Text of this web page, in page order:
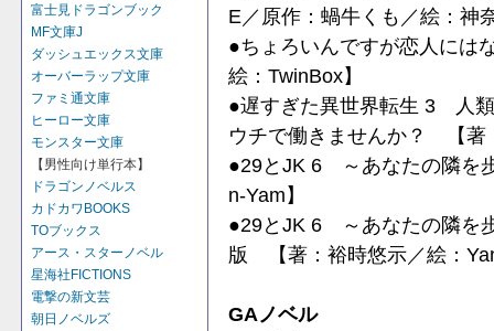
富士見ドラゴンブック
MF文庫J
ダッシュエックス文庫
オーバーラップ文庫
ファミ通文庫
ヒーロー文庫
モンスター文庫
【男性向け単行本】
ドラゴンノベルス
カドカワBOOKS
TOブックス
アース・スターノベル
星海社FICTIONS
電撃の新文芸
朝日ノベルズ
E／原作：蝸牛くも／絵：神
●ちょろいんですが恋人に
絵：TwinBox】
●遅すぎた異世界転生 3 人
ウチで働きませんか？ 【著
●29とJK 6 ～あなたの隣を
n-Yam】
●29とJK 6 ～あなたの隣を
版 【著：裕時悠示／絵：
GAノベル